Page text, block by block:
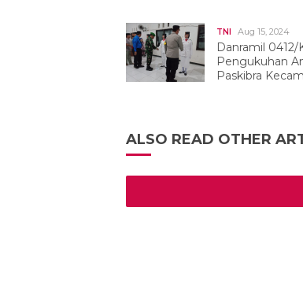
TNI Aug 15, 2024
Danramil 0412/
Pengukuhan
Paskibra
ALSO READ OTHER